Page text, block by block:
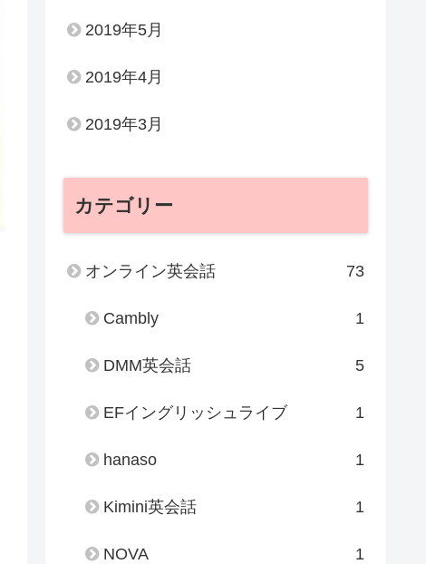
2019年5月
2019年4月
2019年3月
カテゴリー
オンライン英会話 73
Cambly 1
DMM英会話 5
EFイングリッシュライブ 1
hanaso 1
Kimini英会話 1
NOVA 1